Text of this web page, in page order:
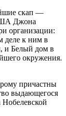
скап —
Джона
организации:
деле к ним в
и Белый дом в
окружения.
причастны
выдающегося
Нобелевской